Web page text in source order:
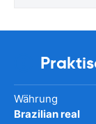
Währung
Brazilian real